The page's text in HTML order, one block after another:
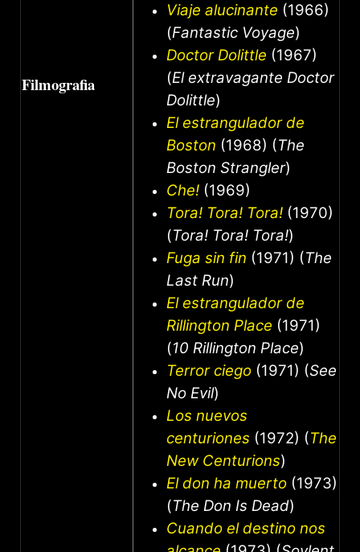
Filmografia
Viaje alucinante (1966)
(Fantastic Voyage)
Doctor Dolittle (1967)
(El extravagante Doctor
Dolittle)
El estrangulador de
Boston (1968) (The
Boston Strangler)
Che! (1969)
Tora! Tora! Tora! (1970)
(Tora! Tora! Tora!)
Fuga sin fin (1971) (The
Last Run)
El estrangulador de
Rillington Place (1971)
(10 Rillington Place)
Terror ciego (1971) (See
No Evil)
Los nuevos
centuriones (1972) (The
New Centurions)
El don ha muerto (1973)
(The Don Is Dead)
Cuando el destino nos